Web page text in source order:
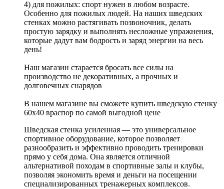
4) для пожилых: спорт нужен в любом возрасте.
Особенно для пожилых людей. На наших шведских
стенках можно растягивать позвоночник, делать
простую зарядку и выполнять несложные упражнения,
которые дадут вам бодрость и заряд энергии на весь
день!
Наш магазин старается бросать все силы на
производство не декоративных, а прочных и
долговечных снарядов
В нашем магазине вы сможете купить шведскую стенку
60х40 враспор по самой выгодной цене
Шведская стенка усиленная — это универсальное
спортивное оборудование, которое позволяет
разнообразить и эффективно проводить тренировки
прямо у себя дома. Она является отличной
альтернативой походам в спортивные залы и клубы,
позволяя экономить время и деньги на посещении
специализированных тренажерных комплексов.